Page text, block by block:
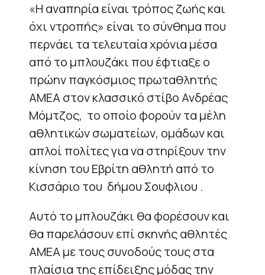
«Η αναπηρία είναι τρόπος ζωής και
όχι ντροπής» είναι το σύνθημα που
περνάει τα τελευταία χρόνια μέσα
από το μπλουζάκι που έφτιαξε ο
πρώην παγκόσμιος πρωταθλητής
ΑΜΕΑ στον κλασσικό στίβο Ανδρέας
Μόμτζος, το οποίο φορούν τα μέλη
αθλητικών σωματείων, ομάδων και
απλοί πολίτες για να στηρίξουν την
κίνηση του Εβρίτη αθλητή από το
Κισσάριο του δήμου Σουφλιου .
Αυτό το μπλουζάκι θα φορέσουν και
θα παρελάσουν επί σκηνής αθλητές
ΑΜΕΑ με τους συνοδούς τους στα
πλαίσια της επίδειξης μόδας την